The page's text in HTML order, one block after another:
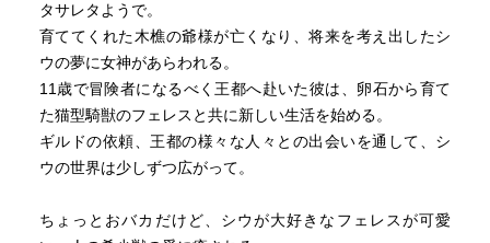
タサレタようで。
育ててくれた木樵の爺様が亡くなり、将来を考え出したシ
ウの夢に女神があらわれる。
11歳で冒険者になるべく王都へ赴いた彼は、卵石から育て
た猫型騎獣のフェレスと共に新しい生活を始める。
ギルドの依頼、王都の様々な人々との出会いを通して、シ
ウの世界は少しずつ広がって。
ちょっとおバカだけど、シウが大好きなフェレスが可愛